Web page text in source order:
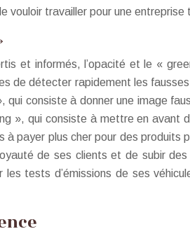
vouloir travailler pour une
et informés, l’opacité et le «
de détecter rapidement les
consiste à donner une image
», qui consiste à mettre en avant
payer plus cher pour des
de ses clients et de subir
tests d’émissions de ses